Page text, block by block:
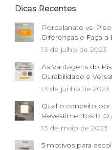
Dicas Recentes
Porcelanato vs.
Diferenças e Faça a
13 de julho de 2023
As Vantagens do
Durabilidade e
13 de junho de 2023
Qual o conceito
Revestimentos BIO
13 de maio de 2023
5 motivos para